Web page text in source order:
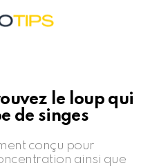
le loup qui
de singes
conçu pour
ainsi que